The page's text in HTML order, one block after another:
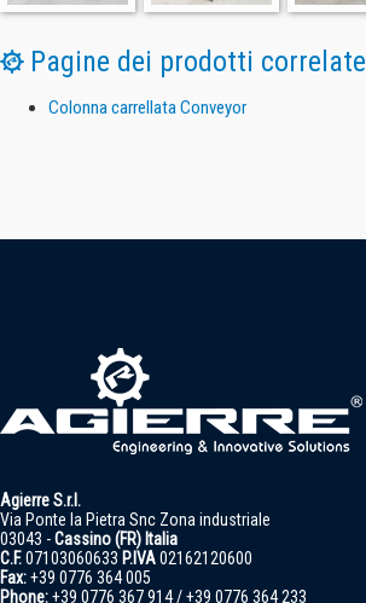
Pagine dei prodotti correlate
Colonna carrellata Conveyor
Agierre S.r.l.
Via Ponte la Pietra Snc Zona industriale
03043 -Cassino (FR) Italia
C.F.07103060633 P.IVA02162120600
Fax:+39 0776 364 005
Phone:+39 0776 367 914 / +39 0776 364 233